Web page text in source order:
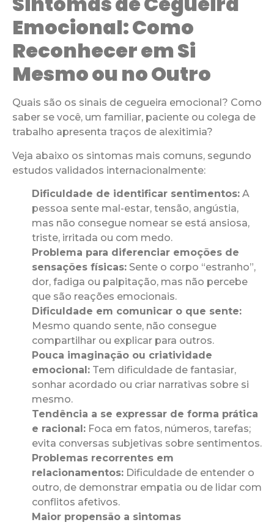
Emocional: Como
Reconhecer em Si
Mesmo ou no Outro
Quais são os sinais de cegueira emocional? Como
saber se você, um familiar, paciente ou colega de
trabalho apresenta traços de alexitimia?
Veja abaixo os sintomas mais comuns, segundo
estudos validados internacionalmente:
Dificuldade de identificar sentimentos: A
pessoa sente mal-estar, tensão, angústia,
mas não consegue nomear se está ansiosa,
triste, irritada ou com medo.
Problema para diferenciar emoções de
sensações físicas: Sente o corpo “estranho”,
dor, fadiga ou palpitação, mas não percebe
que são reações emocionais.
Dificuldade em comunicar o que sente:
Mesmo quando sente, não consegue
compartilhar ou explicar para outros.
Pouca imaginação ou criatividade
emocional: Tem dificuldade de fantasiar,
sonhar acordado ou criar narrativas sobre si
mesmo.
Tendência a se expressar de forma prática
e racional: Foca em fatos, números, tarefas;
evita conversas subjetivas sobre sentimentos.
Problemas recorrentes em
relacionamentos: Dificuldade de entender o
outro, de demonstrar empatia ou de lidar com
conflitos afetivos.
Maior propensão a sintomas